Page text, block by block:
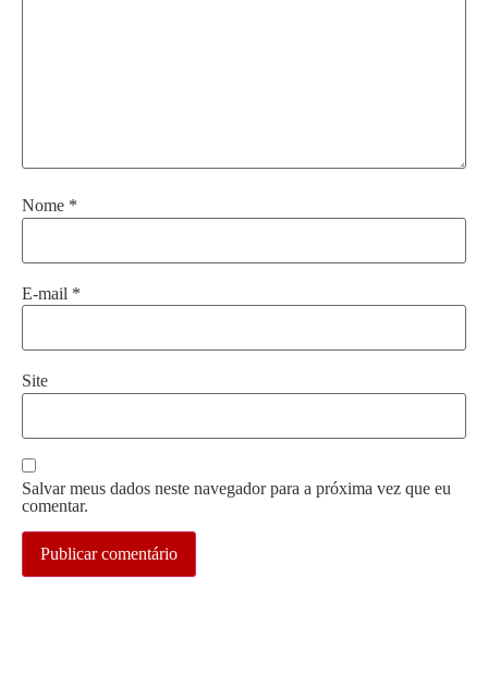
Nome *
E-mail *
Site
Salvar meus dados neste navegador para a próxima vez que eu
comentar.